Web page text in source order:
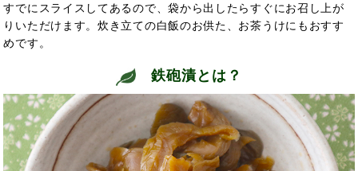
すでにスライスしてあるので、袋から出したらすぐにお召し上が
りいただけます。炊き立ての白飯のお供た、お茶うけにもおすす
めです。
鉄砲漬とは？